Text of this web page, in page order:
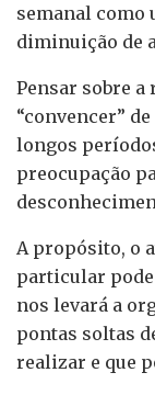
semanal como
diminuição de
Pensar sobre
“convencer”
longos
preocupação
A propósito, o
particular
nos levará a
pontas soltas
realizar e que